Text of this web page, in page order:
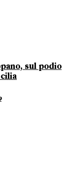
sul podio